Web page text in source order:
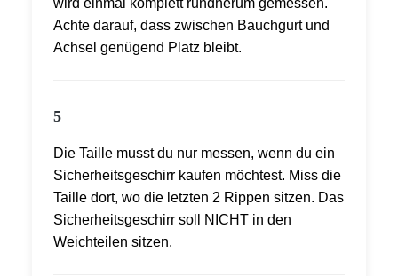
Achte darauf, dass zwischen Bauchgurt und
Achsel genügend Platz bleibt.
5
Die Taille musst du nur messen, wenn du ein
Sicherheitsgeschirr kaufen möchtest. Miss die
Taille dort, wo die letzten 2 Rippen sitzen. Das
Sicherheitsgeschirr soll NICHT in den
Weichteilen sitzen.